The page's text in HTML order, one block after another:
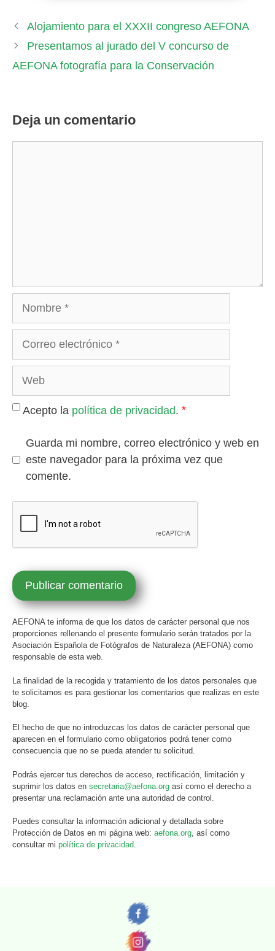
Alojamiento para el XXXII congreso AEFONA
Presentamos al jurado del V concurso de
AEFONA fotografía para la Conservación
Deja un comentario
Acepto la política de privacidad. *
Guarda mi nombre, correo electrónico y web en
este navegador para la próxima vez que
comente.
AEFONA te informa de que los datos de carácter personal que nos
proporciones rellenando el presente formulario serán tratados por la
Asociación Española de Fotógrafos de Naturaleza (AEFONA) como
responsable de esta web.
La finalidad de la recogida y tratamiento de los datos personales que
te solicitamos es para gestionar los comentarios que realizas en este
blog.
El hecho de que no introduzcas los datos de carácter personal que
aparecen en el formulario como obligatorios podrá tener como
consecuencia que no se pueda atender tu solicitud.
Podrás ejercer tus derechos de acceso, rectificación, limitación y
suprimir los datos en secretaria@aefona.org así como el derecho a
presentar una reclamación ante una autoridad de control.
Puedes consultar la información adicional y detallada sobre
Protección de Datos en mi página web: aefona.org, así como
consultar mi política de privacidad.